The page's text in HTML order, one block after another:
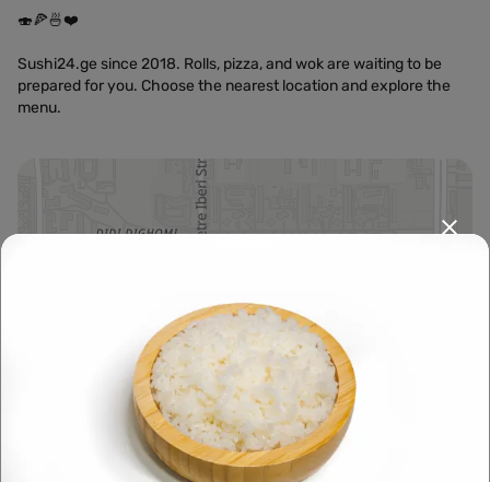
🍣🍕🍜❤️
Sushi24.ge since 2018. Rolls, pizza, and wok are waiting to be
prepared for you. Choose the nearest location and explore the
menu.
Leaflet | OpenFreeMap© OpenMapTilesData from
მარშრუტის დაგეგმვა